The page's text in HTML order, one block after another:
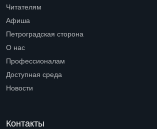
Читателям
Афиша
Петроградская сторона
О нас
Профессионалам
Доступная среда
Новости
Контакты